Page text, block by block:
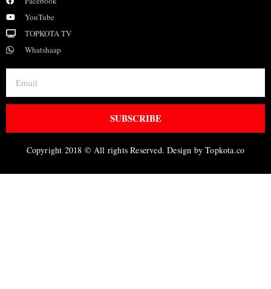
YouTube
TOPKOTA TV
Whatshaap
SUBSCRIBE
Copyright 2018 © All rights Reserved. Design by Topkota.co